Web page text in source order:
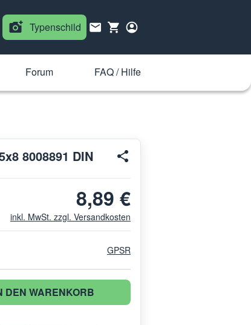
Typenschild
Forum FAQ / Hilfe
8008891 DIN
8,89 €
inkl. MwSt. zzgl. Versandkosten
GPSR
DEN WARENKORB